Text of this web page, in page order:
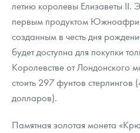
Наборы подарочных и коллекционных
Монеты и жетоны из недрагоценных
Книги по нумизматике
летию королевы Елизаветы ІІ.
первым продуктом
созданным в честь дня
будет доступна для покупки
Королевстве от Лондонского
стоить 297 фунтов стерлингов
долларов).
Памятная золотая монета